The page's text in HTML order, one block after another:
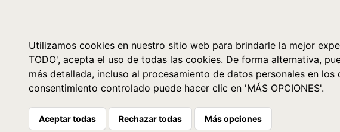
Utilizamos cookies en nuestro sitio web para brindarle la mejor
TODO', acepta el uso de todas las cookies. De forma alternativa,
más detallada, incluso al procesamiento de datos personales en
consentimiento controlado puede hacer clic en 'MÁS OPCIONES'.
Aceptar todas Rechazar todas Más opciones